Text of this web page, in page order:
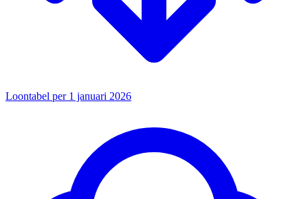
Loontabel per 1 januari 2026